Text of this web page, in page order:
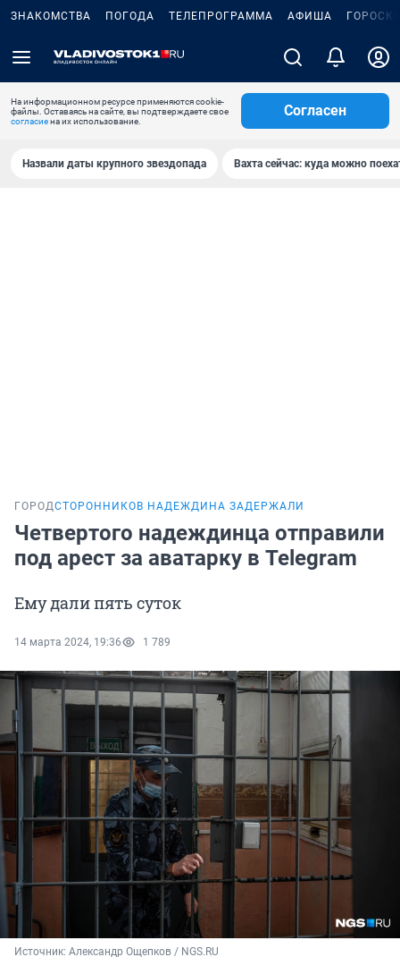
ЗНАКОМСТВА ПОГОДА ТЕЛЕПРОГРАММА АФИША
На информационном ресурсе применяются cookie-
файлы. Оставаясь на сайте, вы подтверждаете свое
согласиена их использование.
Согласен
Назвали даты крупного звездопада Вахта сейчас: куда можно
ГОРОДСТОРОННИКОВ НАДЕЖДИНА ЗАДЕРЖАЛИ
Четвертого надеждинца отправили
под арест за аватарку в Telegram
Ему дали пять суток
14 марта 2024, 19:36 1 789
Источник: Александр Ощепков / NGS.RU